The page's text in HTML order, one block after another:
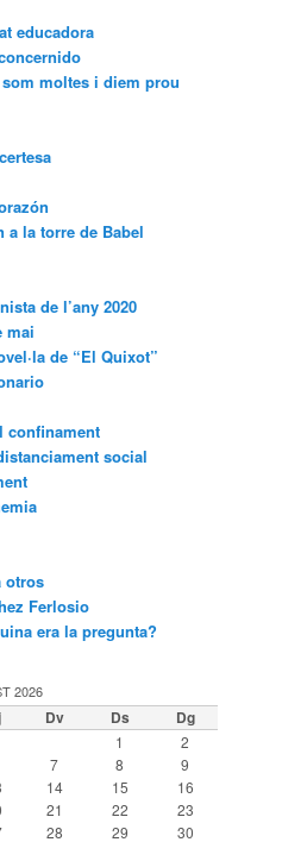
educadora
moltes i diem prou
a la torre de Babel
de l’any 2020
mai
de “El Quixot”
confinament
social
otros
Ferlosio
era la pregunta?
2026
Dv Ds Dg
1
2
7 8
9
14 15
16
21 22
23
28 29
30